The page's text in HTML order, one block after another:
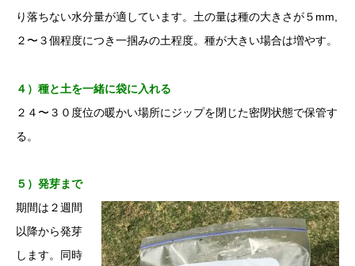
り落ちない水分量が適しています。土の量は種の大きさが５mm,
２〜３個程度につき一掴みの土程度。種が大きい場合は増やす。
４）種と土を一緒に袋に入れる
２４〜３０度位の暖かい場所にジップを閉じた密閉状態で保管す
る。
５）発芽まで
期間は２週間
以降から発芽
します。同時